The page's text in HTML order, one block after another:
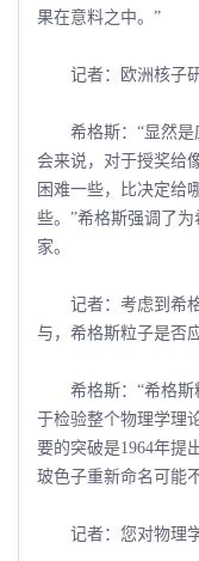
果在意料之中。”
记者：欧洲核子研
希格斯：“显然是
会来说，对于授奖给
困难一些，比决定给
些。”希格斯强调了
家。
记者：考虑到希格
与，希格斯粒子是否
希格斯：“希格斯
于检验整个物理学理
要的突破是1964年提
玻色子重新命名可能
记者：您对物理学